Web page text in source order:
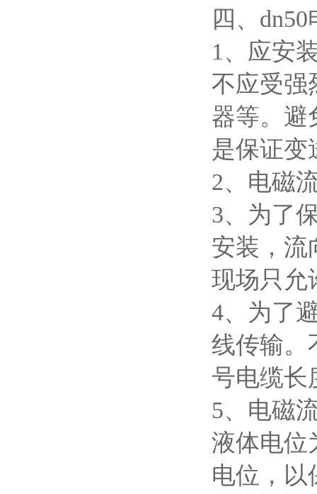
四、
1 、应安
不应受强
器等。避
是保证变
2、电磁
3、为了
安装，流
现场只允
4、为了
线传输。
号电缆长
5、电磁
液体电位
电位，以